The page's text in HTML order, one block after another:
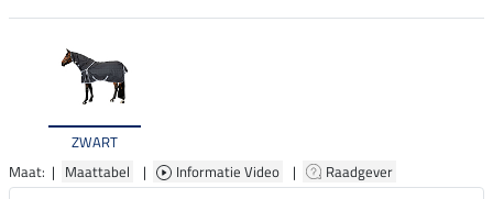
ZWART
Maat: | Maattabel | Informatie Video | Raadgever